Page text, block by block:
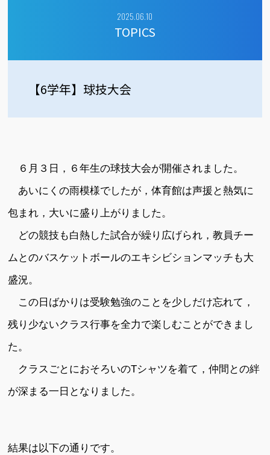
2025.06.10
TOPICS
【6学年】球技大会
６月３日，６年生の球技大会が開催されました。
あいにくの雨模様でしたが，体育館は声援と熱気に
包まれ，大いに盛り上がりました。
どの競技も白熱した試合が繰り広げられ，教員チー
ムとのバスケットボールのエキシビションマッチも大
盛況。
この日ばかりは受験勉強のことを少しだけ忘れて，
残り少ないクラス行事を全力で楽しむことができまし
た。
クラスごとにおそろいのTシャツを着て，仲間との絆
が深まる一日となりました。
結果は以下の通りです。